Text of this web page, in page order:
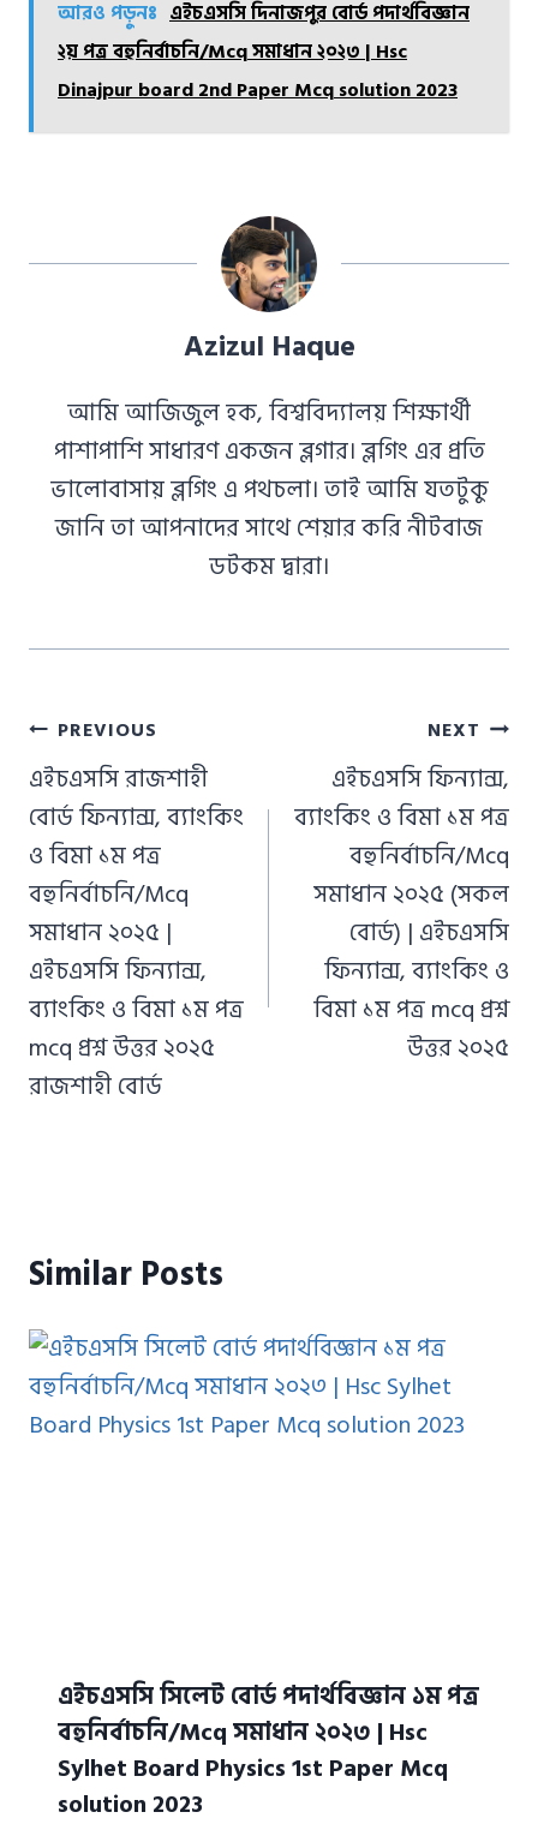
আরও পড়ুনঃ এইচএসসি দিনাজপুর বোর্ড পদার্থবিজ্ঞান
২য় পত্র বহুনির্বাচনি/Mcq সমাধান ২০২৩ | Hsc
Dinajpur board 2nd Paper Mcq solution 2023
Azizul Haque
আমি আজিজুল হক, বিশ্ববিদ্যালয় শিক্ষার্থী
পাশাপাশি সাধারণ একজন ব্লগার। ব্লগিং এর প্রতি
ভালোবাসায় ব্লগিং এ পথচলা। তাই আমি যতটুকু
জানি তা আপনাদের সাথে শেয়ার করি নীটবাজ
ডটকম দ্বারা।
Post
navigation
PREVIOUS
এইচএসসি রাজশাহী
বোর্ড ফিন্যান্স, ব্যাংকিং
ও বিমা ১ম পত্র
বহুনির্বাচনি/Mcq
সমাধান ২০২৫ |
এইচএসসি ফিন্যান্স,
ব্যাংকিং ও বিমা ১ম পত্র
mcq প্রশ্ন উত্তর ২০২৫
রাজশাহী বোর্ড
NEXT
এইচএসসি ফিন্যান্স,
ব্যাংকিং ও বিমা ১ম পত্র
বহুনির্বাচনি/Mcq
সমাধান ২০২৫ (সকল
বোর্ড) | এইচএসসি
ফিন্যান্স, ব্যাংকিং ও
বিমা ১ম পত্র mcq প্রশ্ন
উত্তর ২০২৫
Similar Posts
এইচএসসি সিলেট বোর্ড পদার্থবিজ্ঞান ১ম পত্র
বহুনির্বাচনি/Mcq সমাধান ২০২৩ | Hsc
Sylhet Board Physics 1st Paper Mcq
solution 2023